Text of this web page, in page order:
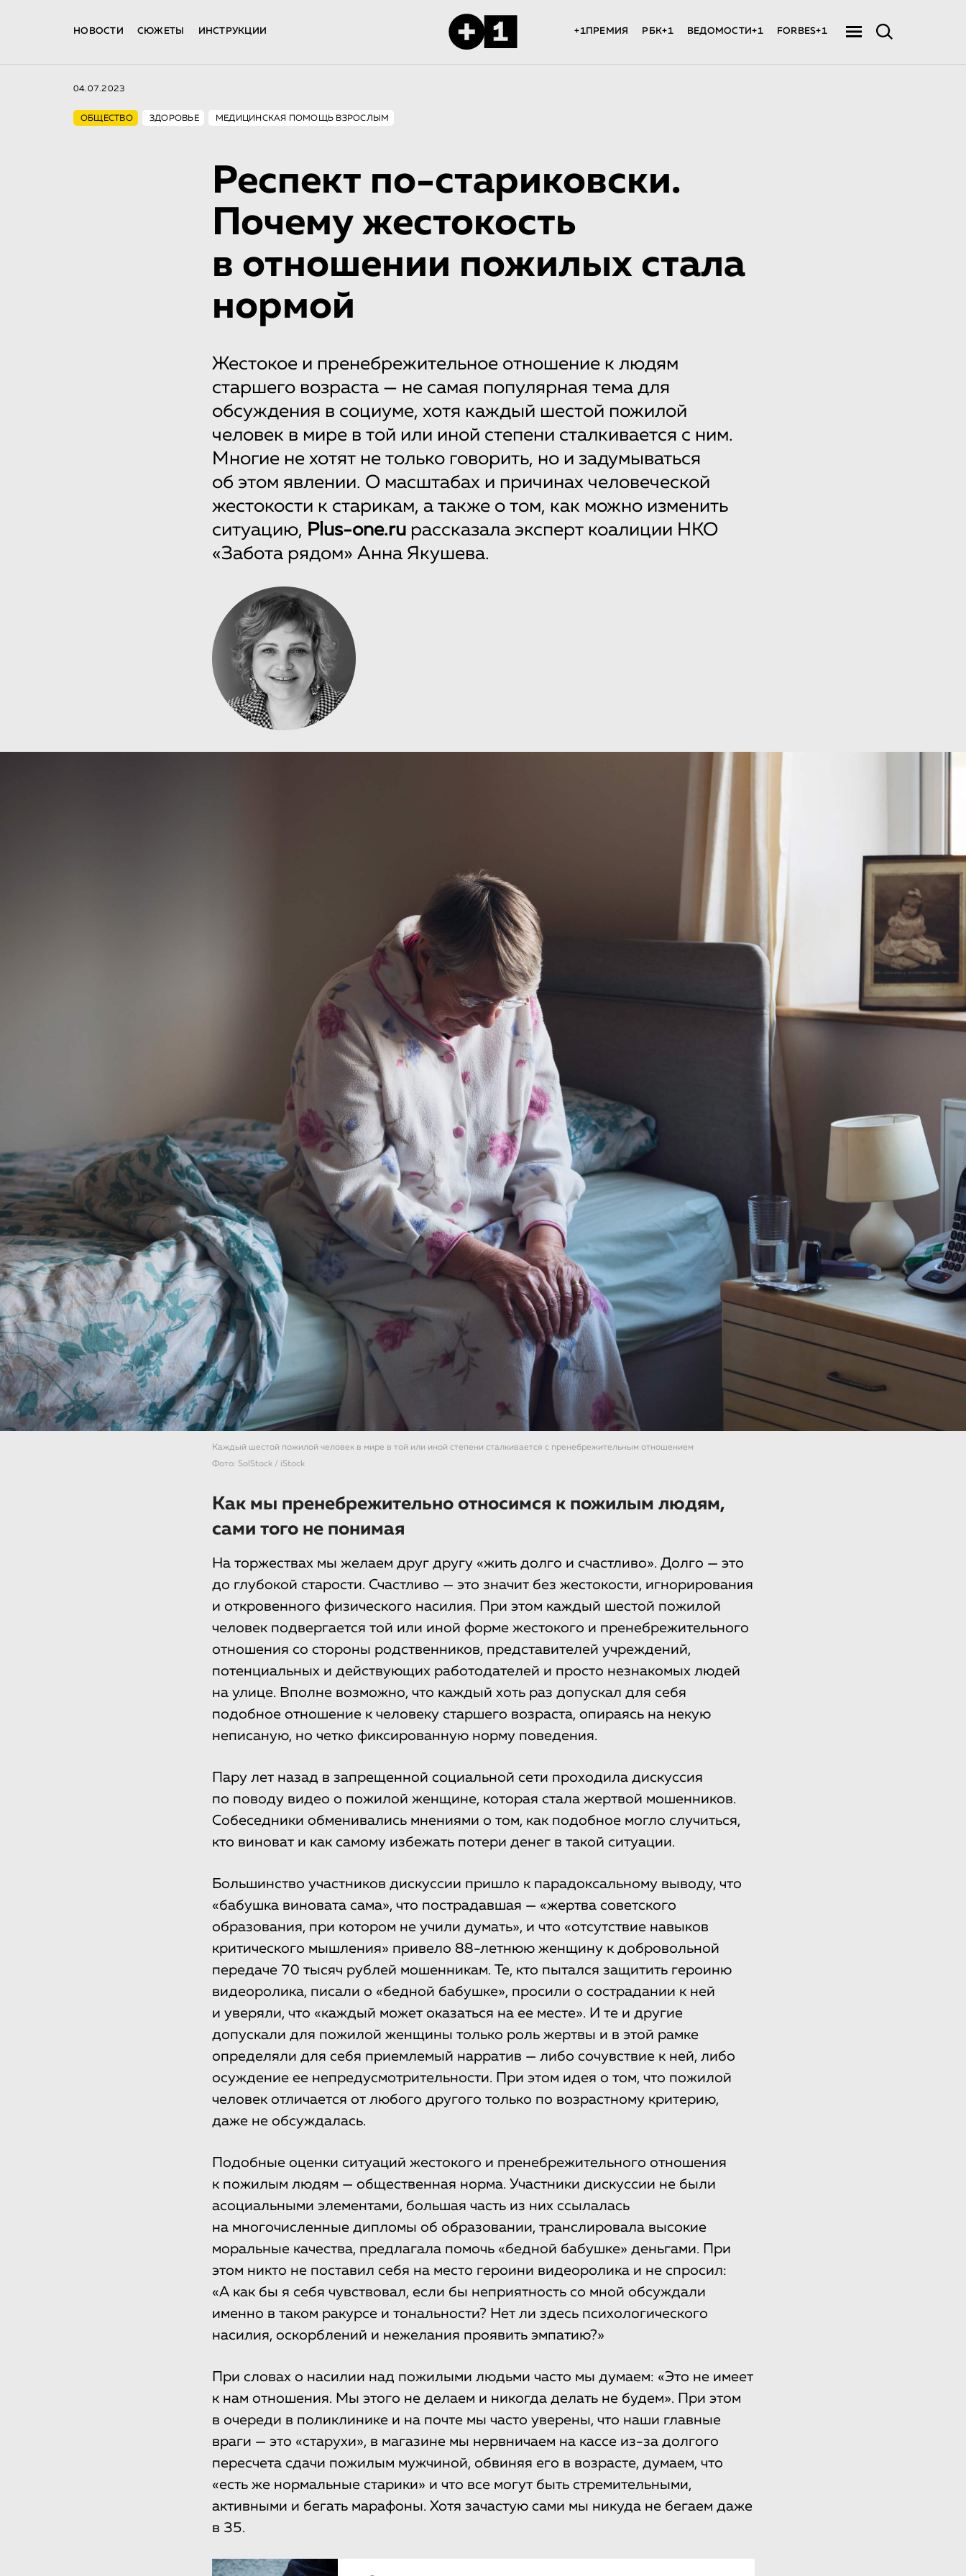
НОВОСТИ СЮЖЕТЫ ИНСТРУКЦИИ +1ПРЕМИЯ РБК+1 ВЕДОМОСТИ+1 FORBES+1
04.07.2023
ОБЩЕСТВО ЗДОРОВЬЕ МЕДИЦИНСКАЯ ПОМОЩЬ ВЗРОСЛЫМ
Респект по-стариковски.
Почему жестокость
в отношении пожилых стала
нормой
Жестокое и пренебрежительное отношение к людям
старшего возраста — не самая популярная тема для
обсуждения в социуме, хотя каждый шестой пожилой
человек в мире в той или иной степени сталкивается с ним.
Многие не хотят не только говорить, но и задумываться
об этом явлении. О масштабах и причинах человеческой
жестокости к старикам, а также о том, как можно изменить
ситуацию, Plus-one.ruрассказала эксперт коалиции НКО
«Забота рядом» Анна Якушева.
Каждый шестой пожилой человек в мире в той или иной степени сталкивается с пренебрежительным отношением
Фото: SolStock / iStock
Как мы пренебрежительно относимся к пожилым людям,
сами того не понимая
На торжествах мы желаем друг другу «жить долго и счастливо». Долго — это
до глубокой старости. Счастливо — это значит без жестокости, игнорирования
и откровенного физического насилия. При этом каждый шестой пожилой
человек подвергается той или иной форме жестокого и пренебрежительного
отношения со стороны родственников, представителей учреждений,
потенциальных и действующих работодателей и просто незнакомых людей
на улице. Вполне возможно, что каждый хоть раз допускал для себя
подобное отношение к человеку старшего возраста, опираясь на некую
неписаную, но четко фиксированную норму поведения.
Пару лет назад в запрещенной социальной сети проходила дискуссия
по поводу видео о пожилой женщине, которая стала жертвой мошенников.
Собеседники обменивались мнениями о том, как подобное могло случиться,
кто виноват и как самому избежать потери денег в такой ситуации.
Большинство участников дискуссии пришло к парадоксальному выводу, что
«бабушка виновата сама», что пострадавшая — «жертва советского
образования, при котором не учили думать», и что «отсутствие навыков
критического мышления» привело 88-летнюю женщину к добровольной
передаче 70 тысяч рублей мошенникам. Те, кто пытался защитить героиню
видеоролика, писали о «бедной бабушке», просили о сострадании к ней
и уверяли, что «каждый может оказаться на ее месте». И те и другие
допускали для пожилой женщины только роль жертвы и в этой рамке
определяли для себя приемлемый нарратив — либо сочувствие к ней, либо
осуждение ее непредусмотрительности. При этом идея о том, что пожилой
человек отличается от любого другого только по возрастному критерию,
даже не обсуждалась.
Подобные оценки ситуаций жестокого и пренебрежительного отношения
к пожилым людям — общественная норма. Участники дискуссии не были
асоциальными элементами, большая часть из них ссылалась
на многочисленные дипломы об образовании, транслировала высокие
моральные качества, предлагала помочь «бедной бабушке» деньгами. При
этом никто не поставил себя на место героини видеоролика и не спросил:
«А как бы я себя чувствовал, если бы неприятность со мной обсуждали
именно в таком ракурсе и тональности? Нет ли здесь психологического
насилия, оскорблений и нежелания проявить эмпатию?»
При словах о насилии над пожилыми людьми часто мы думаем: «Это не имеет
к нам отношения. Мы этого не делаем и никогда делать не будем». При этом
в очереди в поликлинике и на почте мы часто уверены, что наши главные
враги — это «старухи», в магазине мы нервничаем на кассе из-за долгого
пересчета сдачи пожилым мужчиной, обвиняя его в возрасте, думаем, что
«есть же нормальные старики» и что все могут быть стремительными,
активными и бегать марафоны. Хотя зачастую сами мы никуда не бегаем даже
в 35.